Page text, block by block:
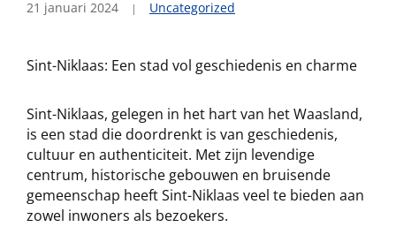
21 januari 2024 Uncategorized
Sint-Niklaas: Een stad vol geschiedenis en charme
Sint-Niklaas, gelegen in het hart van het Waasland,
is een stad die doordrenkt is van geschiedenis,
cultuur en authenticiteit. Met zijn levendige
centrum, historische gebouwen en bruisende
gemeenschap heeft Sint-Niklaas veel te bieden aan
zowel inwoners als bezoekers.